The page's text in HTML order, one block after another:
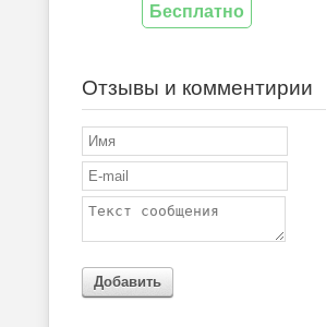
Бесплатно
Отзывы и комментирии
Добавить